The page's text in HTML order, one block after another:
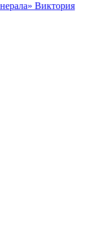
Виктория